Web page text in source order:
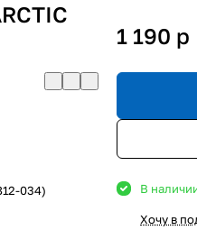
034)
1 190 p
В
Хочу в